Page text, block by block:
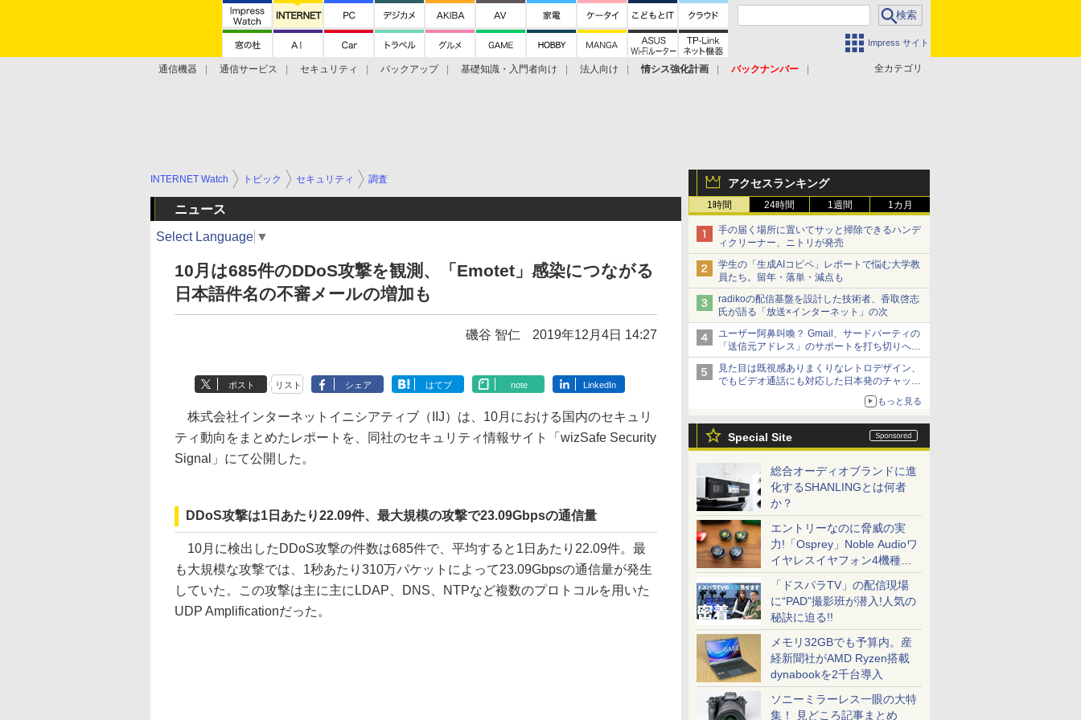
Impress サイト
全カテゴリ
通信機器 通信サービス セキュリティ バックアップ 基礎知識・入門者向け 法人向け 情シス強化計画
バックナンバー
アクセスランキング
1時間 24時間 1週間 1カ月
手の届く場所に置いてサッと掃除できるハンデ
ィクリーナー、ニトリが発売
学生の「生成AIコピペ」レポートで悩む大学教
員たち。留年・落単・減点も
radikoの配信基盤を設計した技術者、香取啓志
氏が語る「放送×インターネット」の次
ユーザー阿鼻叫喚？ Gmail、サードパーティの
「送信元アドレス」のサポートを打ち切りへ
【やじうまWatch】
見た目は既視感ありまくりなレトロデザイン、
でもビデオ通話にも対応した日本発のチャット
もっと見る
Special Site
総合オーディオブランドに進
化するSHANLINGとは何者
か？
エントリーなのに脅威の実
力!「Osprey」Noble Audioワ
イヤレスイヤフォン4機種を
一気に聴く
「ドスパラTV」の配信現場
に“PAD”撮影班が潜入!人気の
秘訣に迫る!!
メモリ32GBでも予算内。産
経新聞社がAMD Ryzen搭載
dynabookを2千台導入
ソニーミラーレス一眼の大特
集！ 見どころ記事まとめ
INTERNET Watch トピック セキュリティ 調査
ニュース
Select Language ▼
10月は685件のDDoS攻撃を観測、「Emotet」感染につながる
日本語件名の不審メールの増加も
磯谷 智仁 2019年12月4日 14:27
ポスト リスト シェア はてブ note LinkedIn
株式会社インターネットイニシアティブ（IIJ）は、10月における国内のセキュリ
ティ動向をまとめたレポートを、同社のセキュリティ情報サイト「wizSafe Security
Signal」にて公開した。
DDoS攻撃は1日あたり22.09件、最大規模の攻撃で23.09Gbpsの通信量
10月に検出したDDoS攻撃の件数は685件で、平均すると1日あたり22.09件。最
も大規模な攻撃では、1秒あたり310万パケットによって23.09Gbpsの通信量が発生
していた。この攻撃は主に主にLDAP、DNS、NTPなど複数のプロトコルを用いた
UDP Amplificationだった。